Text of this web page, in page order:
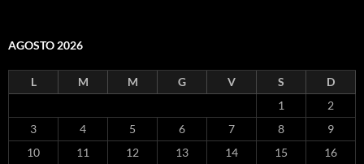
AGOSTO 2026
L M M G V S
D
1
2
3
4 5 6 7 8
9
10
11 12 13 14 15
16